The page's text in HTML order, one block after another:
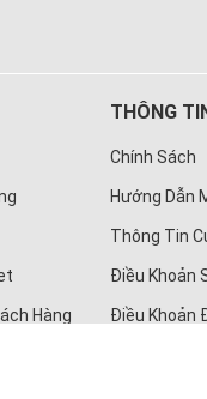
Hàng
THÔNG
Chính Sách
Hướng Dẫn
Thông Tin
Điều Khoản
Điều Khoản